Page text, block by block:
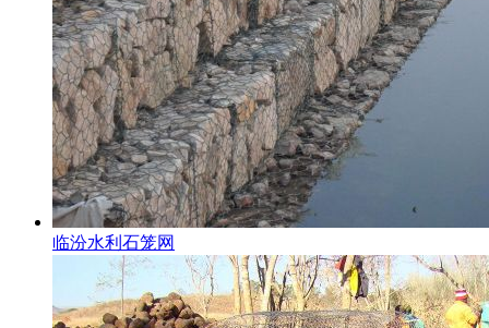
临汾水利石笼网